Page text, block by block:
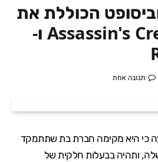
הכוללת את
Assassin's Creed, Far Cry ו-
תגובה אחת
כי היא מקימה חברת בת שתתמקד